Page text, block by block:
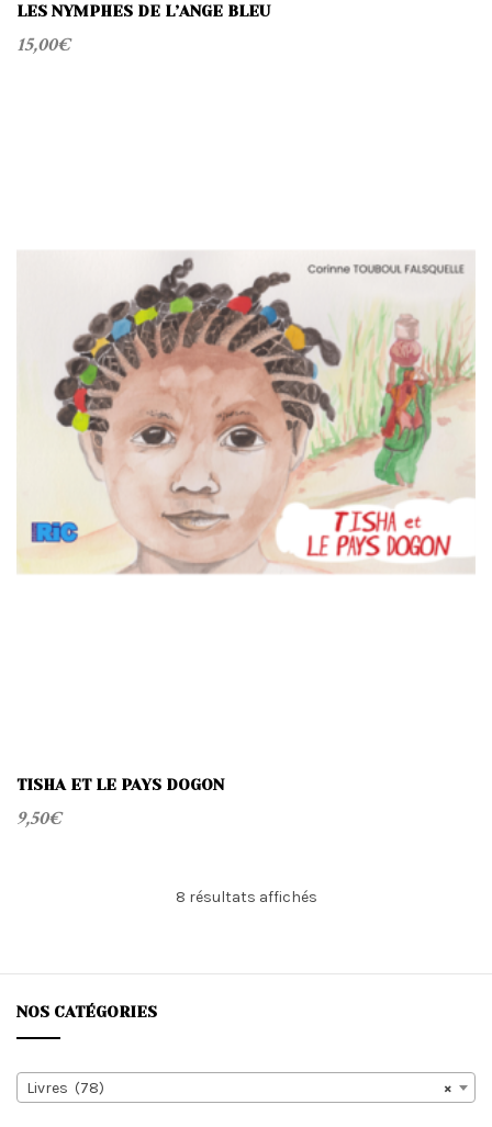
LES NYMPHES DE L’ANGE BLEU
15,00€
TISHA ET LE PAYS DOGON
9,50€
8 résultats affichésTrié
au
NOS CATÉGORIES
×
Livres (78)